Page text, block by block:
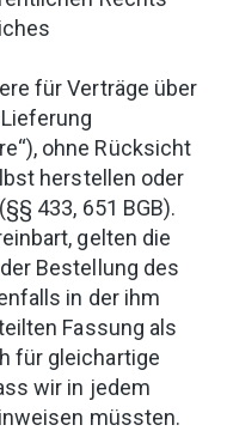
für Verträge über
ohne Rücksicht
herstellen oder
433, 651 BGB).
gelten die
Bestellung des
in der ihm
Fassung als
für gleichartige
wir in jedem
müssten.